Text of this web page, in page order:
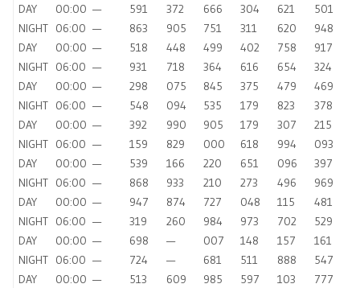
DAY
00:00 — 591 372 666 304 621
501
NIGHT 06:00 — 863 905 751 311 620
948
DAY
00:00 — 518 448 499 402 758
917
NIGHT 06:00 — 931 718 364 616 654
324
DAY
00:00 — 298 075 845 375 479
469
NIGHT 06:00 — 548 094 535 179 823
378
DAY
00:00 — 392 990 905 179 307
215
NIGHT 06:00 — 159 829 000 618 994
093
DAY
00:00 — 539 166 220 651 096
397
NIGHT 06:00 — 868 933 210 273 496
969
DAY
00:00 — 947 874 727 048 115
481
NIGHT 06:00 — 319 260 984 973 702
529
DAY
00:00 — 698 — 007 148 157
161
NIGHT 06:00 — 724 — 681 511 888
547
DAY
00:00 — 513 609 985 597 103
777